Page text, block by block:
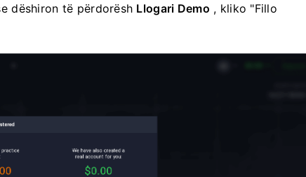
dëshiron të përdorësh Llogari Demo , kliko "Fillo